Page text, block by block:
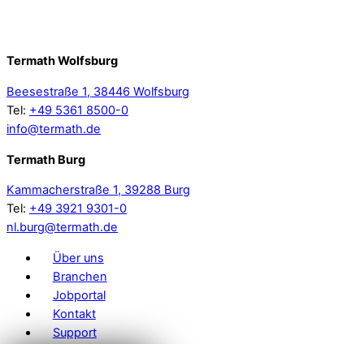
Termath Wolfsburg
Beesestraße 1, 38446 Wolfsburg
Tel: +49 5361 8500-0
info@termath.de
Termath Burg
Kammacherstraße 1, 39288 Burg
Tel: +49 3921 9301-0
nl.burg@termath.de
Über uns
Branchen
Jobportal
Kontakt
Support